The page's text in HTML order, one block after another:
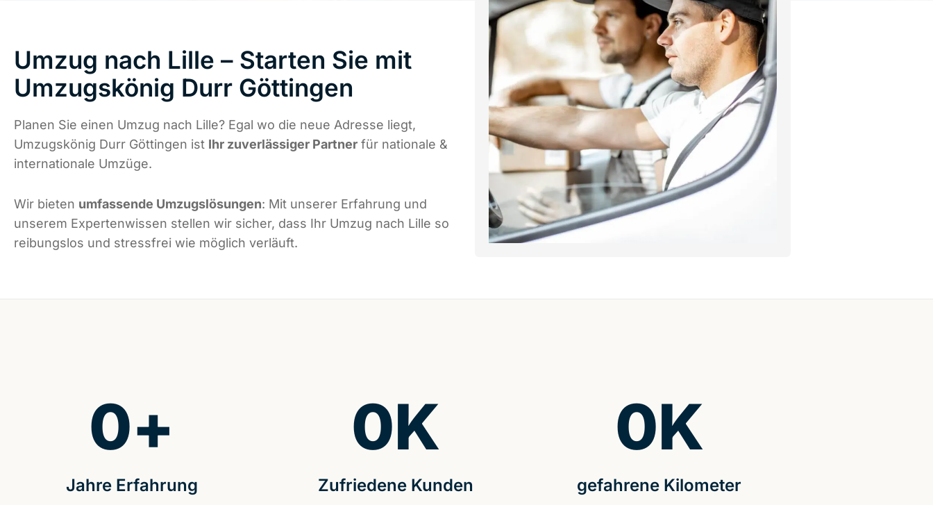
Umzug nach Lille – Starten Sie mit
Umzugskönig Durr Göttingen
Planen Sie einen Umzug nach Lille? Egal wo die neue Adresse liegt,
Umzugskönig Durr Göttingen ist Ihr zuverlässiger Partner für nationale &
internationale Umzüge.
Wir bieten umfassende Umzugslösungen: Mit unserer Erfahrung und
unserem Expertenwissen stellen wir sicher, dass Ihr Umzug nach Lille so
reibungslos und stressfrei wie möglich verläuft.
Jahre Erfahrung
0+
Zufriedene Kunden
0K
gefahrene Kilometer
0K